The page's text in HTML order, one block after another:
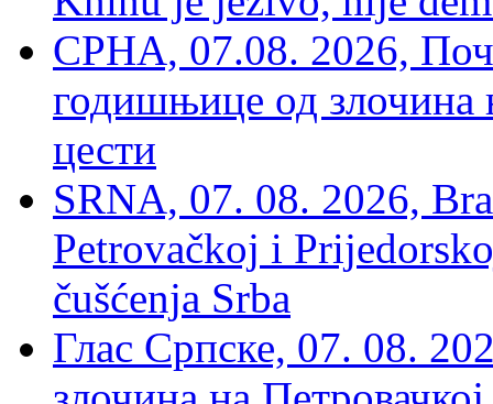
СРНА, 07.08. 2026,
годишњице од злочина
цести
SRNA, 07. 08. 2026,
Petrovačkoj i
čušćenja Srba
Глас Српске, 07. 08.